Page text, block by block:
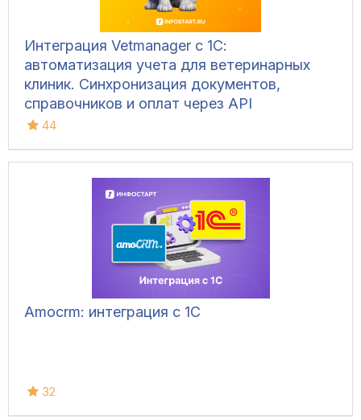
Интеграция Vetmanager с 1С:
автоматизация учета для ветеринарных
клиник. Синхронизация документов,
справочников и оплат через API
44
Amocrm: интеграция с 1С
32